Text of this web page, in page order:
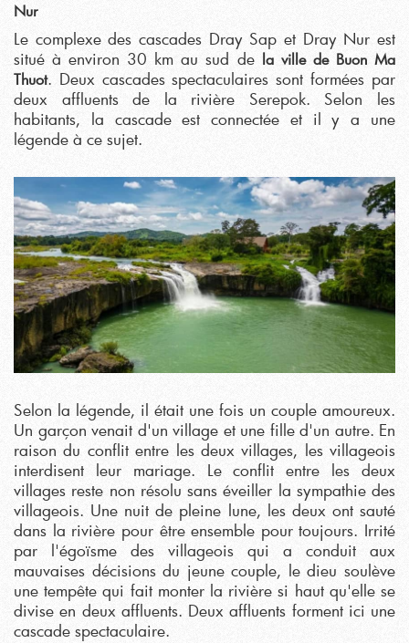
Nur
Le complexe des cascades Dray Sap et Dray Nur est
situé à environ 30 km au sud de la ville de Buon Ma
Thuot. Deux cascades spectaculaires sont formées par
deux affluents de la rivière Serepok. Selon les
habitants, la cascade est connectée et il y a une
légende à ce sujet.
Selon la légende, il était une fois un couple amoureux.
Un garçon venait d'un village et une fille d'un autre. En
raison du conflit entre les deux villages, les villageois
interdisent leur mariage. Le conflit entre les deux
villages reste non résolu sans éveiller la sympathie des
villageois. Une nuit de pleine lune, les deux ont sauté
dans la rivière pour être ensemble pour toujours. Irrité
par l'égoïsme des villageois qui a conduit aux
mauvaises décisions du jeune couple, le dieu soulève
une tempête qui fait monter la rivière si haut qu'elle se
divise en deux affluents. Deux affluents forment ici une
cascade spectaculaire.